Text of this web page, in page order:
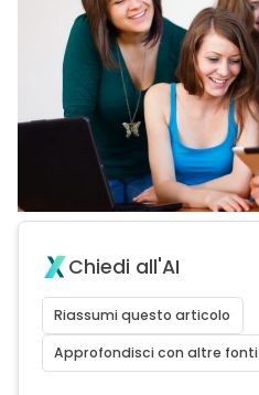
Chiedi all'AI
Riassumi questo articolo
Approfondisci con altre fonti